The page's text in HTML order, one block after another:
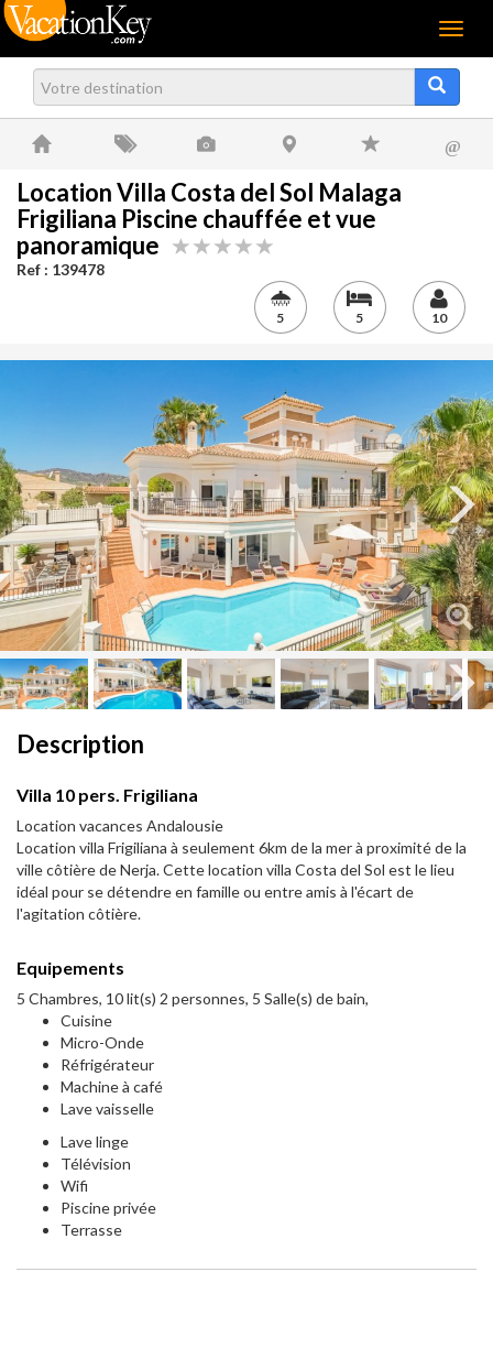
Menu
@
Location Villa Costa del Sol Malaga
Frigiliana Piscine chauffée et vue
panoramique
Ref : 139478
5 5 10
Next
Description
Villa 10 pers. Frigiliana
Location vacances Andalousie
Location villa Frigiliana à seulement 6km de la mer à proximité de la
ville côtière de Nerja. Cette location villa Costa del Sol est le lieu
idéal pour se détendre en famille ou entre amis à l'écart de
l'agitation côtière.
Equipements
5 Chambres, 10 lit(s) 2 personnes, 5 Salle(s) de bain,
Cuisine
Micro-Onde
Réfrigérateur
Machine à café
Lave vaisselle
Lave linge
Télévision
Wifi
Piscine privée
Terrasse